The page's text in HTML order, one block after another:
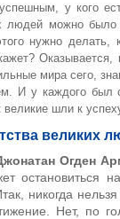
у кого
людей можно
нужно делать,
Оказывается,
мира сего,
И у каждого был
великие шли к
великих
Огден
остановиться
никогда
Нет, по